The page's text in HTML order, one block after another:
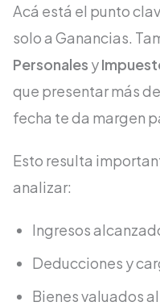
Acá está el punto
solo a Ganancias.
Personales y
que presentar más
fecha te da margen
Esto resulta
analizar:
Ingresos
Deducciones y
Bienes valuados